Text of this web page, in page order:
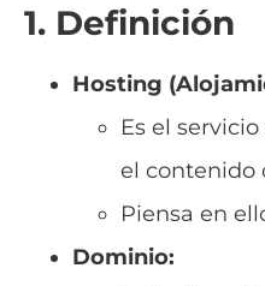
1. Definición
Hosting
Es el
el contenido
Piensa en
Dominio: